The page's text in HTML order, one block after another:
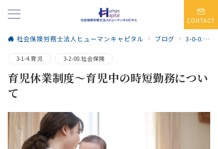
CONTACT
社会保険労務士法人ヒューマンキャピタル ブログ 3-0-0.人事労務・社会保険
3-1-4.育児 3-2-00.社会保険
育児休業制度～育児中の時短勤務につい
て